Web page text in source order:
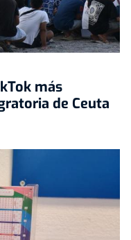
más
de Ceuta